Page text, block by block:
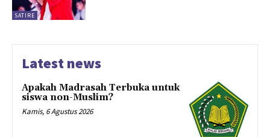
SATIRE
Latest news
Apakah Madrasah Terbuka untuk
siswa non-Muslim?
Kamis, 6 Agustus 2026